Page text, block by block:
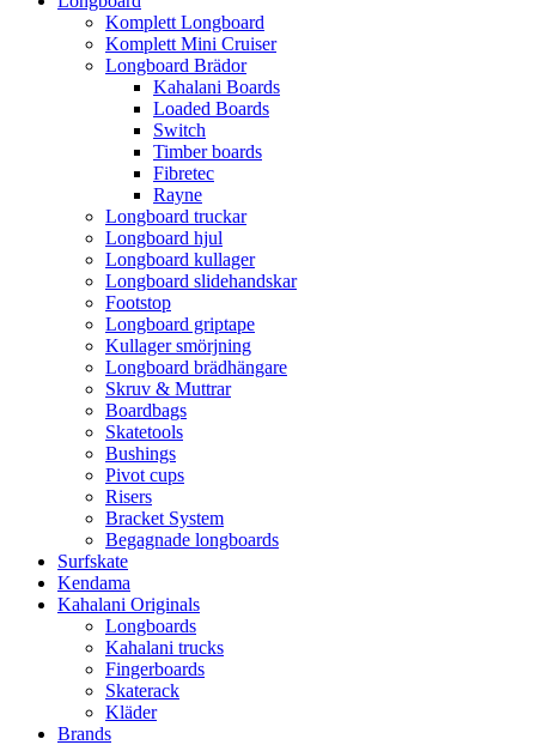
Komplett Longboard
Komplett Mini Cruiser
Longboard Brädor
Kahalani Boards
Loaded Boards
Switch
Timber boards
Fibretec
Rayne
Longboard truckar
Longboard hjul
Longboard kullager
Longboard slidehandskar
Footstop
Longboard griptape
Kullager smörjning
Longboard brädhängare
Skruv & Muttrar
Boardbags
Skatetools
Bushings
Pivot cups
Risers
Bracket System
Begagnade longboards
Surfskate
Kendama
Kahalani Originals
Longboards
Kahalani trucks
Fingerboards
Skaterack
Kläder
Brands